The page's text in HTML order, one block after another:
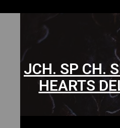
JCH. SP CH.
HEARTS